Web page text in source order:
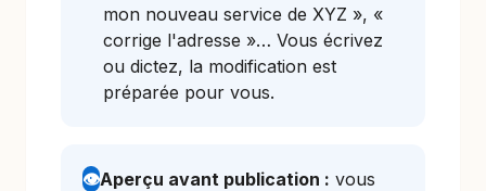
mon nouveau service de XYZ », «
corrige l'adresse »… Vous écrivez
ou dictez, la modification est
préparée pour vous.
👁️Aperçu avant publication : vous